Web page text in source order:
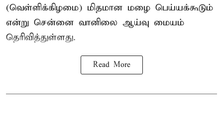
(வெள்ளிக்கிழமை) மிதமான மழை பெய்யக்கூடும்
என்று சென்னை வானிலை ஆய்வு மையம்
தெரிவித்துள்ளது.
Read More